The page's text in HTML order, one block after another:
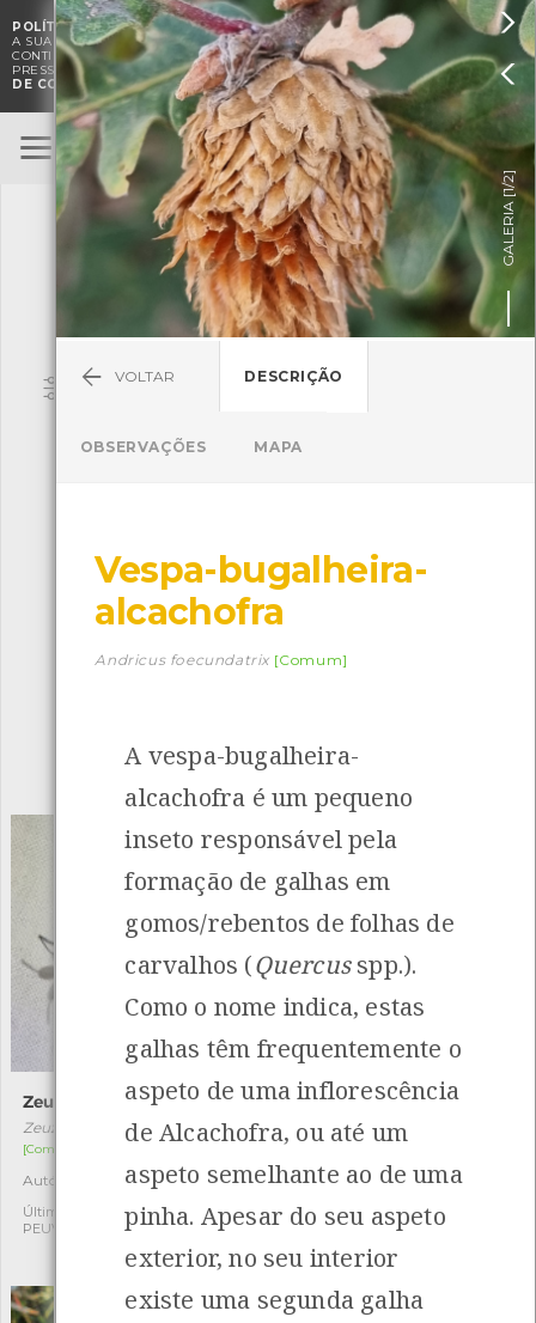
POLÍTICA DE COOKIES
. O CMIA UTILIZA COOKIES PARA MELHORAR
A SUA EXPERIÊNCIA DE NAVEGAÇÃO E PARA FINS ESTATÍSTICOS.
CONTINUAÇÃO DA UTILIZAÇÃO DESTE WEBSITE E SERVIÇOS
PRESSUPÕE A ACEITAÇÃO DA UTILIZAÇÃO DE COOKIES.
POLÍTICA
DE COOKIES

ENTRAR
BioRegisto
TERMOS DE UTILIZAÇÃO
SUBMETER OBSERVAÇÃO
Pesquisa
Descarregar a app BioRegisto
Zeuzera pyrina
Zeuzera pyrina
[Comum]
Autóctone
Última observação por:
PEUVC
2
Aranha-caranguejo-de-
tubérculos
Thomisus onustus
[Comum]
Última observação por:
Carina Parente


GALERIA [
1/2
]
VOLTAR DESCRIÇÃO
OBSERVAÇÕES MAPA
Vespa-bugalheira-
alcachofra
Andricus foecundatrix [Comum]
A vespa-bugalheira-
alcachofra é um pequeno
inseto responsável pela
formação de galhas em
gomos/rebentos de folhas de
carvalhos (Quercusspp.).
Como o nome indica, estas
galhas têm frequentemente o
aspeto de uma inflorescência
de Alcachofra, ou até um
aspeto semelhante ao de uma
pinha. Apesar do seu aspeto
exterior, no seu interior
existe uma segunda galha